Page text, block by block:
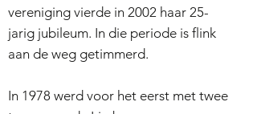
vereniging vierde in 2002 haar 25-
jarig jubileum. In die periode is flink
aan de weg getimmerd.
In 1978 werd voor het eerst met twee